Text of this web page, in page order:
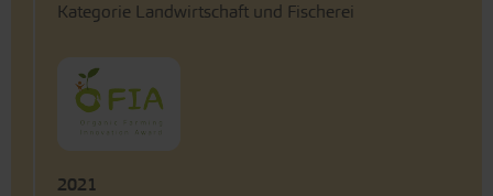
Kategorie Landwirtschaft und Fischerei
2021